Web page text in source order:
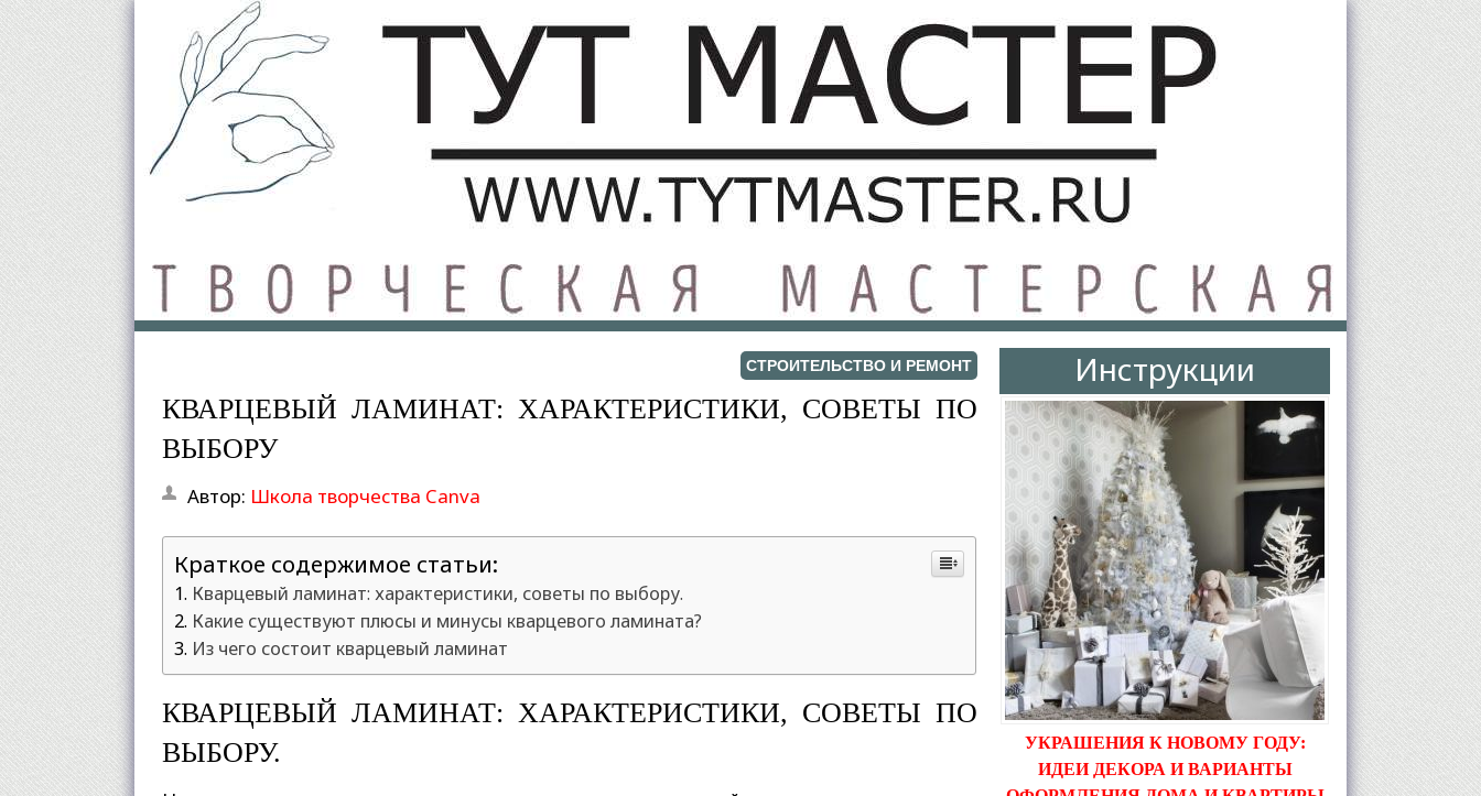
СТРОИТЕЛЬСТВО И РЕМОНТ
КВАРЦЕВЫЙ ЛАМИНАТ: ХАРАКТЕРИСТИКИ, СОВЕТЫ ПО
ВЫБОРУ
Автор: Школа творчества Canva
Краткое содержимое статьи:
Кварцевый ламинат: характеристики, советы по выбору.
Какие существуют плюсы и минусы кварцевого ламината?
Из чего состоит кварцевый ламинат
КВАРЦЕВЫЙ ЛАМИНАТ: ХАРАКТЕРИСТИКИ, СОВЕТЫ ПО
ВЫБОРУ.
Инструкции
УКРАШЕНИЯ К НОВОМУ ГОДУ:
ИДЕИ ДЕКОРА И ВАРИАНТЫ